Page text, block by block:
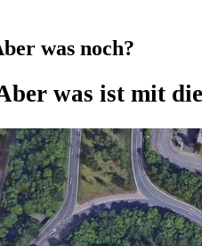
was noch?
was ist mit